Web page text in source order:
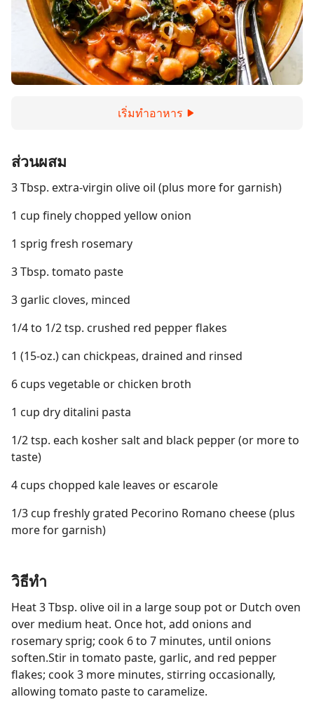
เริ่มทำอาหาร
ส่วนผสม
3 Tbsp. extra-virgin olive oil (plus more for garnish)
1 cup finely chopped yellow onion
1 sprig fresh rosemary
3 Tbsp. tomato paste
3 garlic cloves, minced
1/4 to 1/2 tsp. crushed red pepper flakes
1 (15-oz.) can chickpeas, drained and rinsed
6 cups vegetable or chicken broth
1 cup dry ditalini pasta
1/2 tsp. each kosher salt and black pepper (or more to
taste)
4 cups chopped kale leaves or escarole
1/3 cup freshly grated Pecorino Romano cheese (plus
more for garnish)
วิธีทำ
Heat 3 Tbsp. olive oil in a large soup pot or Dutch oven
over medium heat. Once hot, add onions and
rosemary sprig; cook 6 to 7 minutes, until onions
soften.Stir in tomato paste, garlic, and red pepper
flakes; cook 3 more minutes, stirring occasionally,
allowing tomato paste to caramelize.